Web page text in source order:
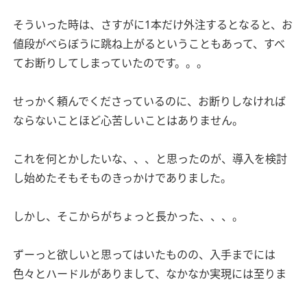
そういった時は、さすがに1本だけ外注するとなると、お
値段がべらぼうに跳ね上がるということもあって、すべ
てお断りしてしまっていたのです。。。
せっかく頼んでくださっているのに、お断りしなければ
ならないことほど心苦しいことはありません。
これを何とかしたいな、、、と思ったのが、導入を検討
し始めたそもそものきっかけでありました。
しかし、そこからがちょっと長かった、、、。
ずーっと欲しいと思ってはいたものの、入手までには
色々とハードルがありまして、なかなか実現には至りま